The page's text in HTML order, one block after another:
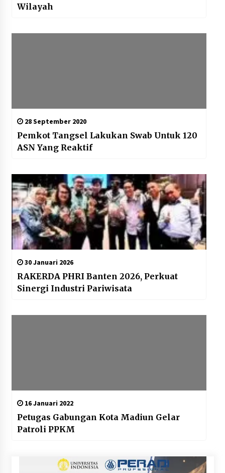
Wilayah
28 September 2020
Pemkot Tangsel Lakukan Swab Untuk 120
ASN Yang Reaktif
30 Januari 2026
RAKERDA PHRI Banten 2026, Perkuat
Sinergi Industri Pariwisata
16 Januari 2022
Petugas Gabungan Kota Madiun Gelar
Patroli PPKM